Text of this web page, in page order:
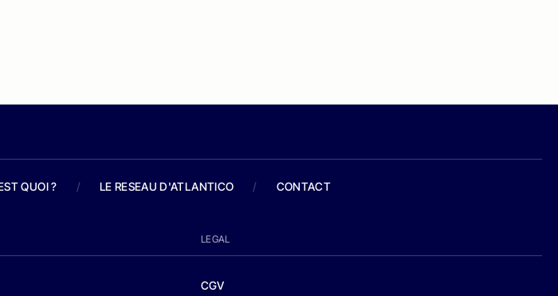
QUOI ? / LE RESEAU D'ATLANTICO / CONTACT
LEGAL
CGV